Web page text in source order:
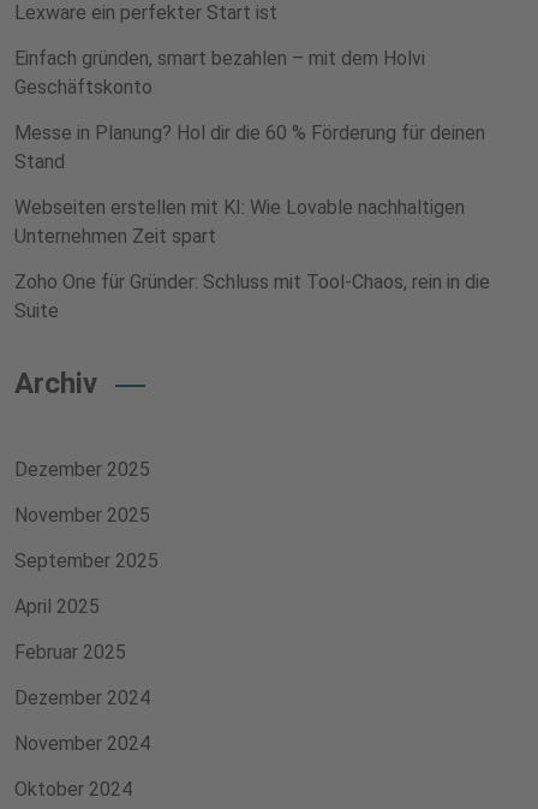
Lexware ein perfekter Start ist
Einfach gründen, smart bezahlen – mit dem Holvi
Geschäftskonto
Messe in Planung? Hol dir die 60 % Förderung für deinen
Stand
Webseiten erstellen mit KI: Wie Lovable nachhaltigen
Unternehmen Zeit spart
Zoho One für Gründer: Schluss mit Tool-Chaos, rein in die
Suite
Archiv
Dezember 2025
November 2025
September 2025
April 2025
Februar 2025
Dezember 2024
November 2024
Oktober 2024